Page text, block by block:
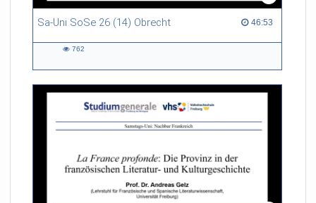
Sa-Uni SoSe 26 (14) Obrecht 46:53
46:53 duration
762